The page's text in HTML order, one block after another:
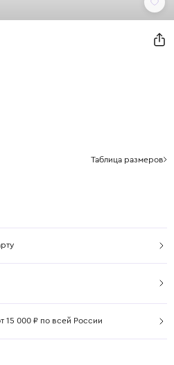
Таблица размеров
15 000 ₽ по всей России